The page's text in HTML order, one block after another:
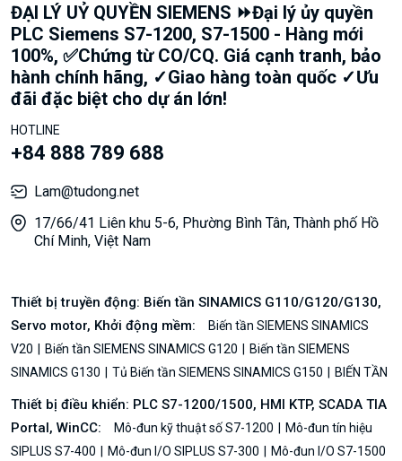
ĐẠI LÝ UỶ QUYỀN SIEMENS ⏩Đại lý ủy quyền
PLC Siemens S7-1200, S7-1500 - Hàng mới
100%, ✅Chứng từ CO/CQ. Giá cạnh tranh, bảo
hành chính hãng, ✓Giao hàng toàn quốc ✓Ưu
đãi đặc biệt cho dự án lớn!
HOTLINE
+84 888 789 688
Lam@tudong.net
17/66/41 Liên khu 5-6, Phường Bình Tân, Thành phố Hồ
Chí Minh, Việt Nam
Thiết bị truyền động: Biến tần SINAMICS G110/G120/G130,
Servo motor, Khởi động mềm:
Biến tần SIEMENS SINAMICS
V20
Biến tần SIEMENS SINAMICS G120
Biến tần SIEMENS
SINAMICS G130
Tủ Biến tần SIEMENS SINAMICS G150 BIẾN TẦN
Thiết bị điều khiển: PLC S7-1200/1500, HMI KTP, SCADA TIA
Portal, WinCC:
Mô-đun kỹ thuật số S7-1200
Mô-đun tín hiệu
SIPLUS S7-400
Mô-đun I/O SIPLUS S7-300
Mô-đun I/O S7-1500